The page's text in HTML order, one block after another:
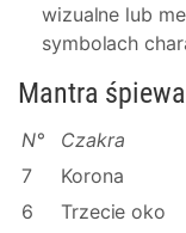
wizualne lub
symbolach
Mantra
N° Czakra
7
Korona
6
Trzecie oko